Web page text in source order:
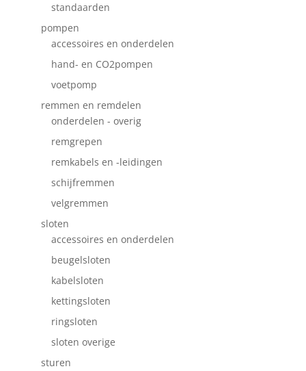
standaarden
pompen
accessoires en onderdelen
hand- en CO2pompen
voetpomp
remmen en remdelen
onderdelen - overig
remgrepen
remkabels en -leidingen
schijfremmen
velgremmen
sloten
accessoires en onderdelen
beugelsloten
kabelsloten
kettingsloten
ringsloten
sloten overige
sturen